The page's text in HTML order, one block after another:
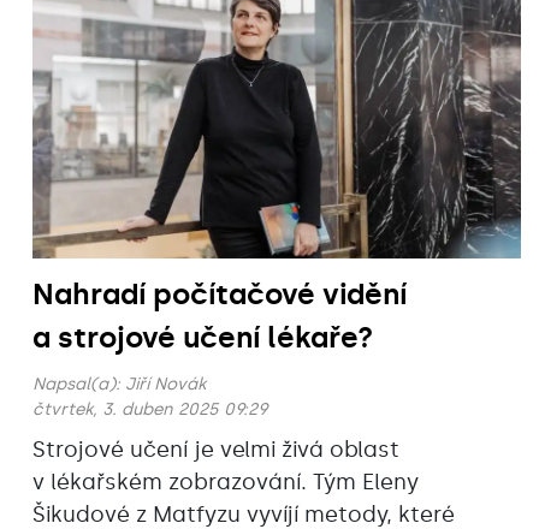
Nahradí počítačové vidění
a strojové učení lékaře?
Napsal(a): Jiří Novák
čtvrtek, 3. duben 2025 09:29
Strojové učení je velmi živá oblast
v lékařském zobrazování. Tým Eleny
Šikudové z Matfyzu vyvíjí metody, které